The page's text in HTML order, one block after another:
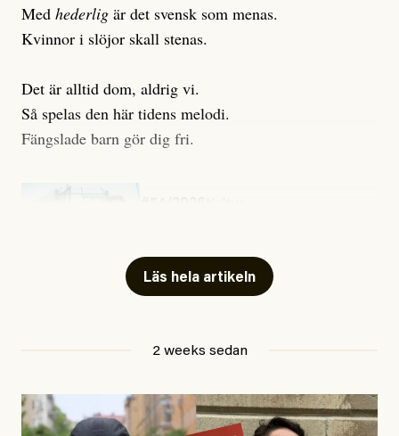
Med hederlig är det svensk som menas.
Kvinnor i slöjor skall stenas.
Det är alltid dom, aldrig vi.
Så spelas den här tidens melodi.
Fängslade barn gör dig fri.
Läs hela artikeln
2 weeks sedan